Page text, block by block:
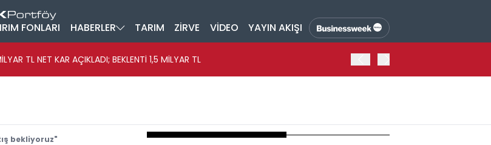
FONLARI HABERLER TARIM ZİRVE VİDEO YAYIN AKIŞI
TL NET KAR AÇIKLADI; BEKLENTİ 1,5 MİLYAR TL
bekliyoruz"